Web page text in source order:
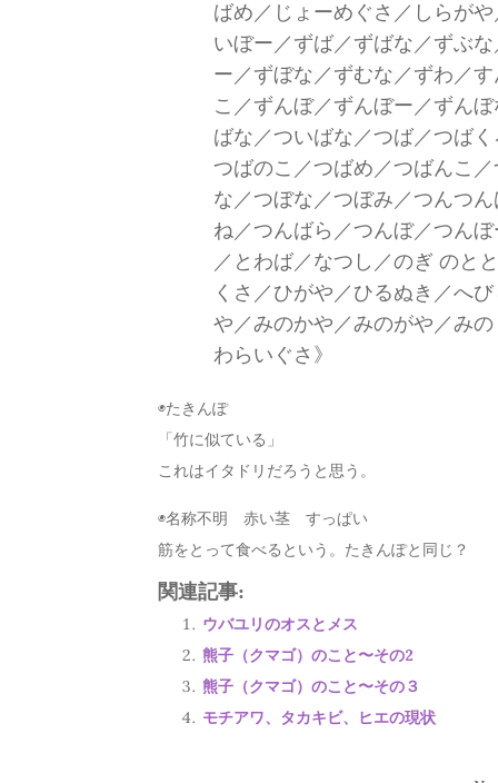
ばめ／じょーめぐさ／しらが
いぼー／ずば／ずばな／ずぶ
ー／ずぼな／ずむな／ずわ／
こ／ずんぼ／ずんぼー／ずん
ばな／ついばな／つば／つば
つばのこ／つばめ／つばんこ
な／つぼな／つぼみ／つんつ
ね／つんばら／つんぼ／つん
／とわば／なつし／のぎ のと
くさ／ひがや／ひるぬき／へ
や／みのかや／みのがや／み
わらいぐさ》
◉たきんぽ
「竹に似ている」
これはイタドリだろうと思う。
◉名称不明 赤い茎 すっぱい
筋をとって食べるという。たきんぽと同じ？
関連記事:
ウバユリのオスとメス
熊子（クマゴ）のこと〜その2
熊子（クマゴ）のこと〜その３
モチアワ、タカキビ、ヒエの現状